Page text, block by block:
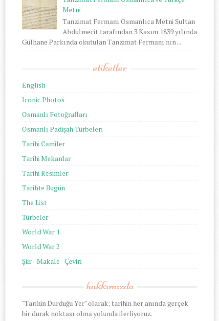
Metni
Tanzimat Fermanı Osmanlıca Metni Sultan
Abdulmecit tarafından 3 Kasım 1839 yılında
Gülhane Parkında okutulan Tanzimat Fermanı'nın ...
etiketler
English
Iconic Photos
Osmanlı Fotoğrafları
Osmanlı Padişah Türbeleri
Tarihi Camiler
Tarihi Mekanlar
Tarihi Resimler
Tarihte Bugün
The List
Türbeler
World War 1
World War 2
Şiir - Makale - Çeviri
hakkımızda
"Tarihin Durduğu Yer" olarak; tarihin her anında gerçek
bir durak noktası olma yolunda ilerliyoruz.